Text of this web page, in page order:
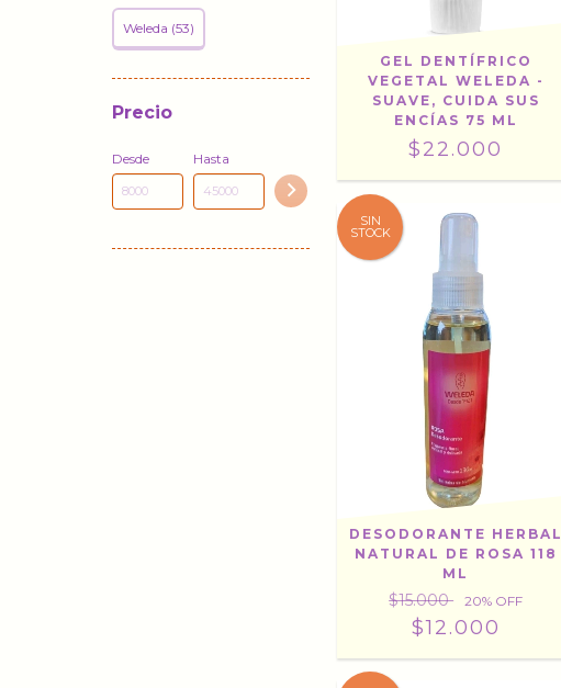
Weleda (53)
Precio
Desde Hasta
GEL DENTÍFRICO
VEGETAL WELEDA -
SUAVE, CUIDA SUS
ENCÍAS 75 ML
$22.000
SIN
STOCK
DESODORANTE HERBAL
NATURAL DE ROSA 118
ML
$15.000 20% OFF
$12.000